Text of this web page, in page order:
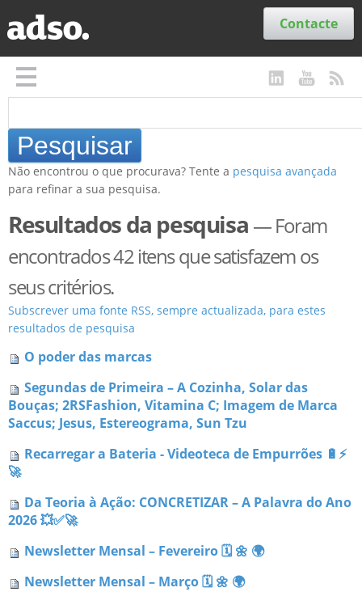
Contacte
Não encontrou o que procurava? Tente a pesquisa avançada
para refinar a sua pesquisa.
Resultados da pesquisa —Foram
encontrados 42 itens que satisfazem os
seus critérios.
Subscrever uma fonte RSS, sempre actualizada, para estes
resultados de pesquisa
O poder das marcas
Segundas de Primeira – A Cozinha, Solar das
Bouças; 2RSFashion, Vitamina C; Imagem de Marca
Saccus; Jesus, Estereograma, Sun Tzu
Recarregar a Bateria - Videoteca de Empurrões 🔋⚡
🚀
Da Teoria à Ação: CONCRETIZAR – A Palavra do Ano
2026 💥✅🚀
Newsletter Mensal – Fevereiro 🗓 🌼 🌍
Newsletter Mensal – Março 🗓 🌼 🌍